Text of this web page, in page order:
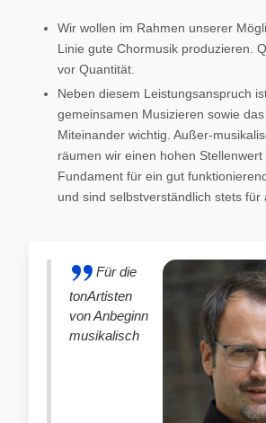
Wir wollen im Rahmen unserer
Linie gute Chormusik produzieren.
vor Quantität.
Neben diesem Leistungsanspruch
gemeinsamen Musizieren sowie
Miteinander wichtig. Außer-
räumen wir einen hohen
Fundament für ein gut
und sind selbstverständlich stets für
Für die
tonArtisten
von Anbeginn
musikalisch